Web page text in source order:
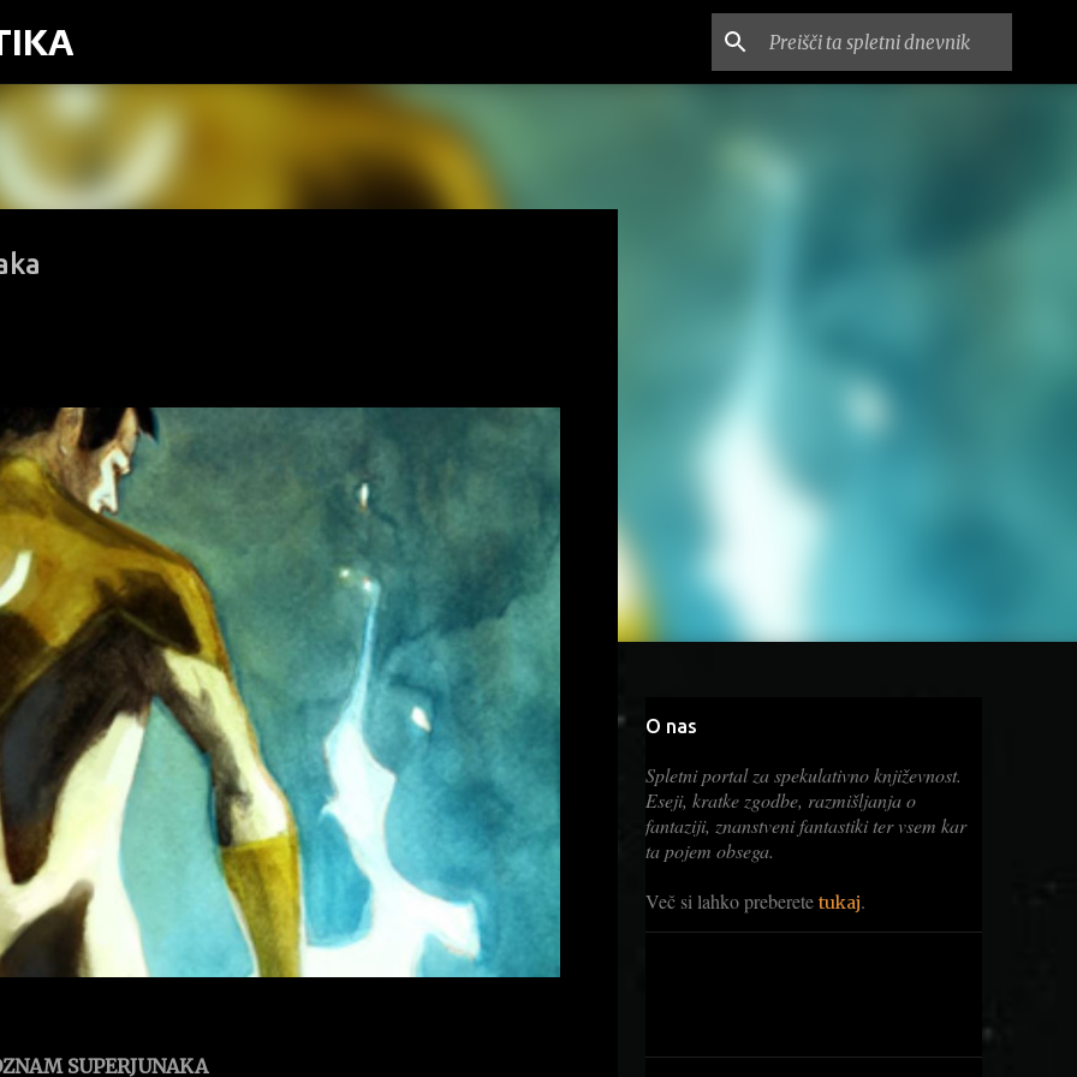
SUPERJUNAKA
O nas
Spletni portal za spekulativno književnost.
Eseji, kratke zgodbe, razmišljanja o
fantaziji, znanstveni fantastiki ter vsem kar
ta pojem obsega.
Več si lahko preberete tukaj.